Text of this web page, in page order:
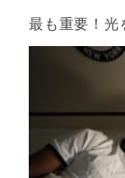
最も重要！光